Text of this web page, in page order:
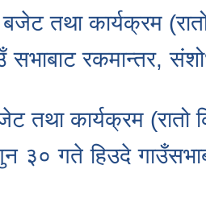
तथा कार्यक्रम
रकमान्तर,
तथा कार्यक्रम (रातो
३० गते हिउदे